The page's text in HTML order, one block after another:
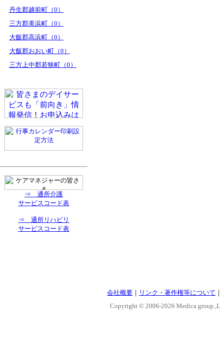
丹生郡越前町（0）
三方郡美浜町（0）
大飯郡高浜町（0）
大飯郡おおい町（0）
三方上中郡若狭町（0）
⇒ 通所介護
サービスコード表
⇒ 通所リハビリ
サービスコード表
会社概要 ｜ リンク・著作権等について
Copyright © 2006-2026 Medica